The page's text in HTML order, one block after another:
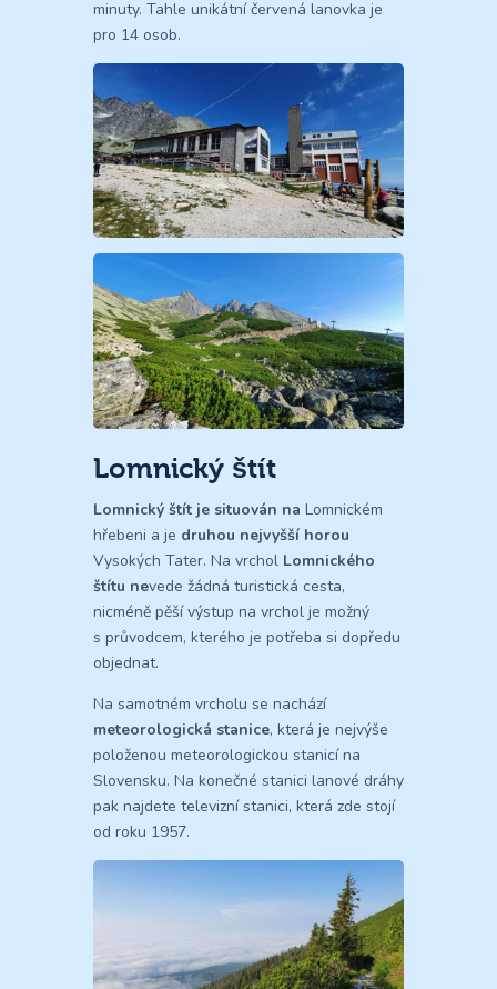
minuty. Tahle unikátní červená lanovka je
pro 14 osob.
Lomnický štít
Lomnický štít je situován na Lomnickém
hřebeni a je druhou nejvyšší horou
Vysokých Tater. Na vrchol Lomnického
štítu nevede žádná turistická cesta,
nicméně pěší výstup na vrchol je možný
s průvodcem, kterého je potřeba si dopředu
objednat.
Na samotném vrcholu se nachází
meteorologická stanice, která je nejvýše
položenou meteorologickou stanicí na
Slovensku. Na konečné stanici lanové dráhy
pak najdete televizní stanici, která zde stojí
od roku 1957.